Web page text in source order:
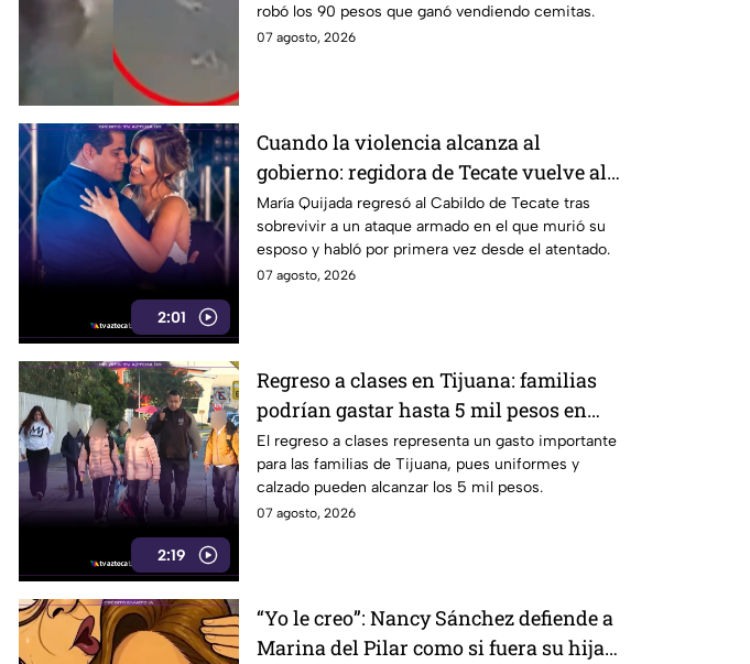
robó los 90 pesos que ganó vendiendo cemitas.
07 agosto, 2026
2:01
Cuando la violencia alcanza al
gobierno: regidora de Tecate vuelve al
Cabildo tras sobrevivir a un ataque
armado
María Quijada regresó al Cabildo de Tecate tras
sobrevivir a un ataque armado en el que murió su
esposo y habló por primera vez desde el atentado.
07 agosto, 2026
2:19
Regreso a clases en Tijuana: familias
podrían gastar hasta 5 mil pesos en
uniformes y calzado
El regreso a clases representa un gasto importante
para las familias de Tijuana, pues uniformes y
calzado pueden alcanzar los 5 mil pesos.
07 agosto, 2026
“Yo le creo”: Nancy Sánchez defiende a
Marina del Pilar como si fuera su hija